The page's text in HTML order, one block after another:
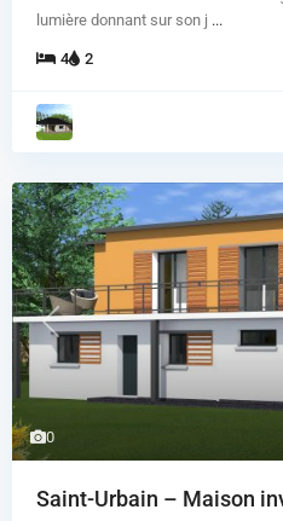
lumière donnant sur son j ...
4 2
0
Previous
Saint-Urbain – Maison